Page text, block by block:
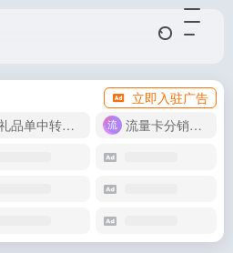
立即入驻广告
礼品单中转同步单
流量卡分销代理